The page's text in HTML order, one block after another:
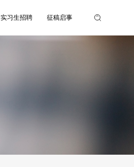
实习生招聘 征稿启事